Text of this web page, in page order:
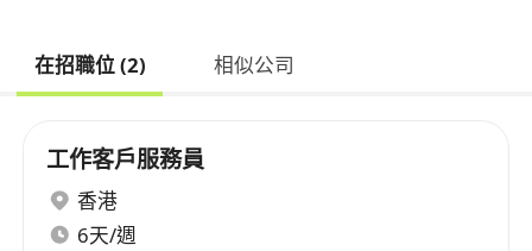
在招職位 (2) 相似公司
工作客戶服務員
香港
6天/週